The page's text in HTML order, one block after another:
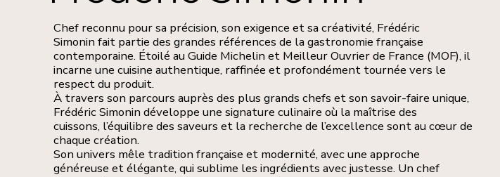
Chef reconnu pour sa précision, son exigence et sa créativité, Frédéric
Simonin fait partie des grandes références de la gastronomie française
contemporaine. Étoilé au Guide Michelin et Meilleur Ouvrier de France (MOF), il
incarne une cuisine authentique, raffinée et profondément tournée vers le
respect du produit.
À travers son parcours auprès des plus grands chefs et son savoir-faire unique,
Frédéric Simonin développe une signature culinaire où la maîtrise des
cuissons, l’équilibre des saveurs et la recherche de l’excellence sont au cœur de
chaque création.
Son univers mêle tradition française et modernité, avec une approche
généreuse et élégante, qui sublime les ingrédients avec justesse. Un chef